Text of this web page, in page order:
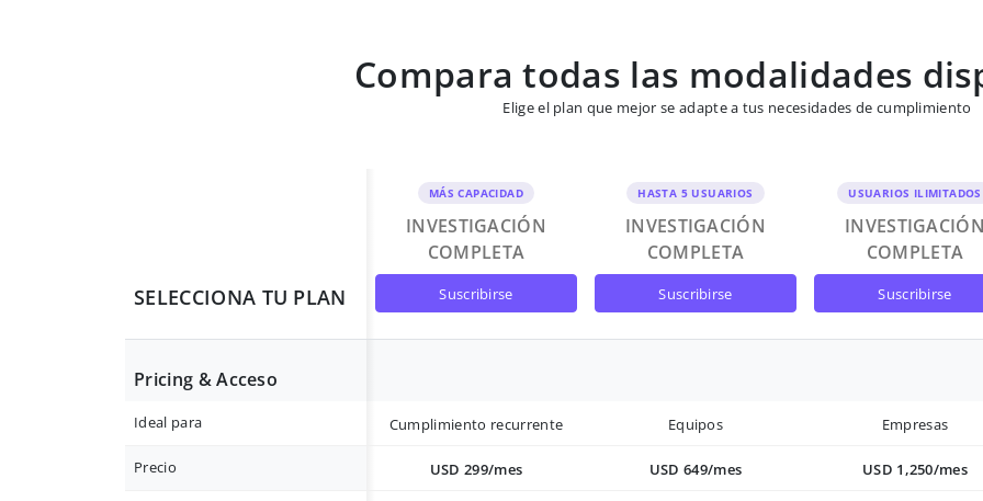
Compara todas las modalidades
Elige el plan que mejor se adapte a tus necesidades de cumplimiento
SELECCIONA TU PLAN
MÁS CAPACIDAD
INVESTIGACIÓN
COMPLETA
suscribirse
HASTA 5 USUARIOS
INVESTIGACIÓN
COMPLETA
suscribirse
USUARIOS ILIMITADOS
COMPLETA
suscribirse
Pricing & Acceso
Ideal para Cumplimiento recurrente Equipos Empresas
Precio USD 299/mes USD 649/mes USD 1,250/mes